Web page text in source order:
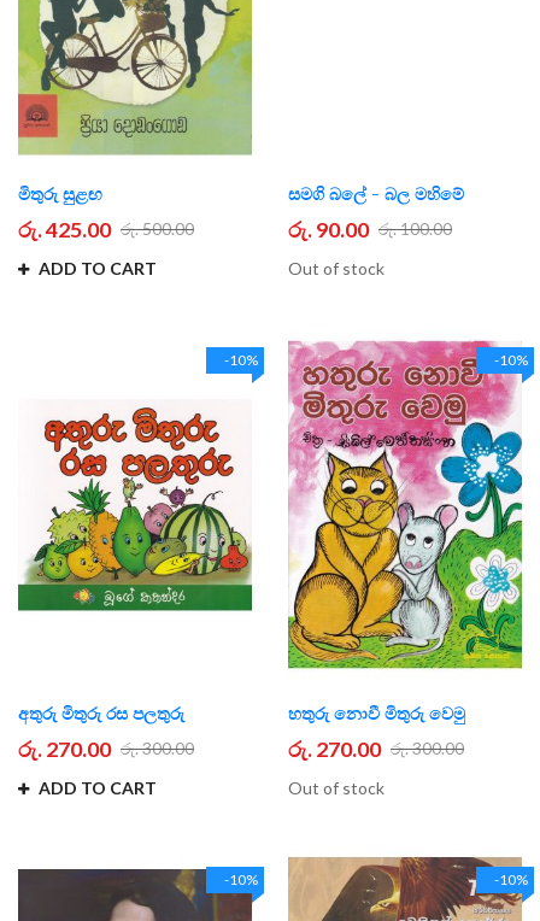
මිතුරු සුළඟ
රු. 425.00 රු. 500.00
ADD TO CART
සමගි බලේ - බල මහිමේ
රු. 90.00 රු. 100.00
Out of stock
-10%
අතුරු මිතුරු රස පලතුරු
රු. 270.00 රු. 300.00
ADD TO CART
-10%
හතුරු නොවී මිතුරු වෙමු
රු. 270.00 රු. 300.00
Out of stock
-10% -10%